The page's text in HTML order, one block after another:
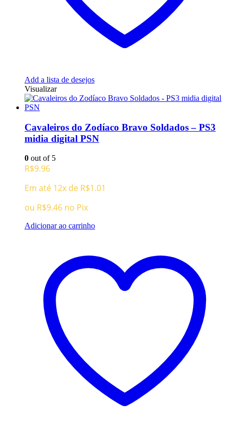
Add a lista de desejos
Visualizar
Cavaleiros do Zodíaco Bravo Soldados – PS3
midia digital PSN
0 out of 5
R$9.96
Em até 12x de R$1.01
ou R$9.46 no Pix
Adicionar ao carrinho